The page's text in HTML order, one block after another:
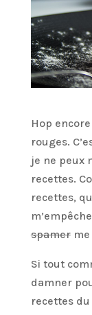
Hop
rouges.
je ne peux
recettes.
recettes,
spamerme
Si tout
damner
recettes